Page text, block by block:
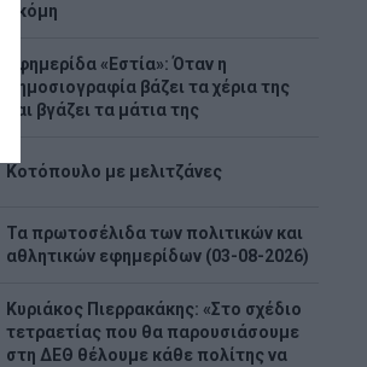
ακόμη
Εφημερίδα «Εστία»: Όταν η
δημοσιογραφία βάζει τα χέρια της
και βγάζει τα μάτια της
Κοτόπουλο με μελιτζάνες
Τα πρωτοσέλιδα των πολιτικών και
αθλητικών εφημερίδων (03-08-2026)
Κυριάκος Πιερρακάκης: «Στο σχέδιο
τετραετίας που θα παρουσιάσουμε
στη ΔΕΘ θέλουμε κάθε πολίτης να